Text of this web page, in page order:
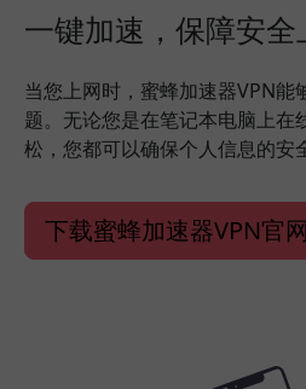
一键加速，保障安全
当您上网时，蜜蜂加速器VPN能
题。无论您是在笔记本电脑上在
松，您都可以确保个人信息的安
下载蜜蜂加速器VPN官